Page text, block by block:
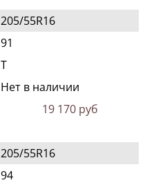
205/55R16
91
T
Нет в наличии
19 170 руб
205/55R16
94